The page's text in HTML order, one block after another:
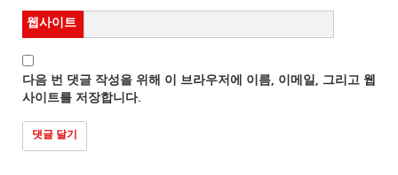
웹사이트
다음 번 댓글 작성을 위해 이 브라우저에 이름, 이메일, 그리고 웹
사이트를 저장합니다.